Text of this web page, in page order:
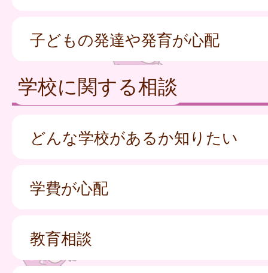
子どもの発達や発育が心配
学校に関する相談
どんな学校があるか知りたい
学費が心配
教育相談